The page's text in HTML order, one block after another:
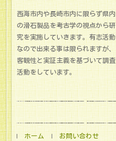
西海市内や長崎市内に限らず県内
の滑石製品を考古学の視点から研
究を実施していきます。有志活動
なので出来る事は限られますが、
客観性と実証主義を基づいて調査
活動をしています。
ホーム お問い合わせ